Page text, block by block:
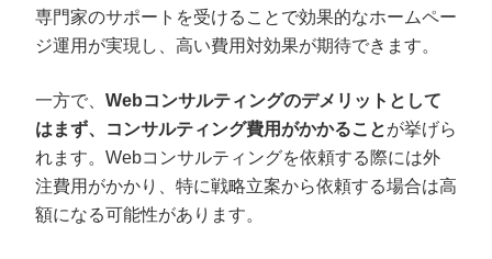
専門家のサポートを受けることで効果的なホームペー
ジ運用が実現し、高い費用対効果が期待できます。
一方で、 Webコンサルティングのデメリットとして
はまず、コンサルティング費用がかかることが挙げら
れます。Webコンサルティングを依頼する際には外
注費用がかかり、特に戦略立案から依頼する場合は高
額になる可能性があります。